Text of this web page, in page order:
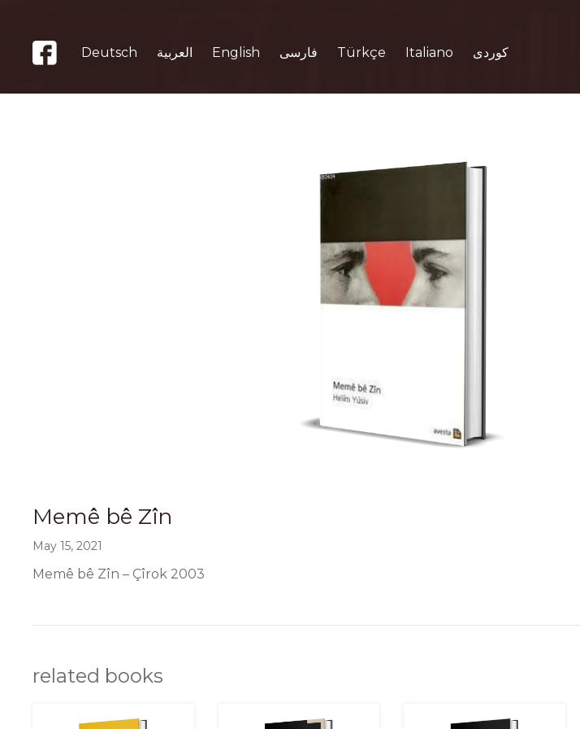
Deutsch العربية English فارسی Türkçe Italiano کوردی
Memê bê Zîn
May 15, 2021
Memê bê Zîn – Çîrok 2003
related books